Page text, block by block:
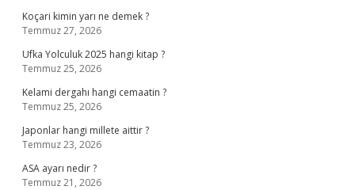
Koçari kimin yarı ne demek ?
Temmuz 27, 2026
Ufka Yolculuk 2025 hangi kitap ?
Temmuz 25, 2026
Kelami dergahı hangi cemaatin ?
Temmuz 25, 2026
Japonlar hangi millete aittir ?
Temmuz 23, 2026
ASA ayarı nedir ?
Temmuz 21, 2026